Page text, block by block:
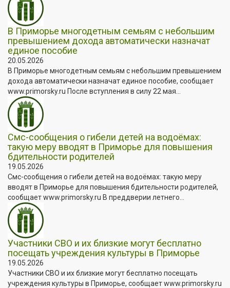
В Приморье многодетным семьям с небольшим
превышением дохода автоматически назначат
единое пособие
20.05.2026
В Приморье многодетным семьям с небольшим превышением
дохода автоматически назначат единое пособие, сообщает
www.primorsky.ru После вступления в силу 22 мая...
Смс-сообщения о гибели детей на водоёмах:
такую меру вводят в Приморье для повышения
бдительности родителей
19.05.2026
Смс-сообщения о гибели детей на водоёмах: такую меру
вводят в Приморье для повышения бдительности родителей,
сообщает www.primorsky.ru В преддверии летнего...
Участники СВО и их близкие могут бесплатно
посещать учреждения культуры в Приморье
19.05.2026
Участники СВО и их близкие могут бесплатно посещать
учреждения культуры в Приморье, сообщает www.primorsky.ru